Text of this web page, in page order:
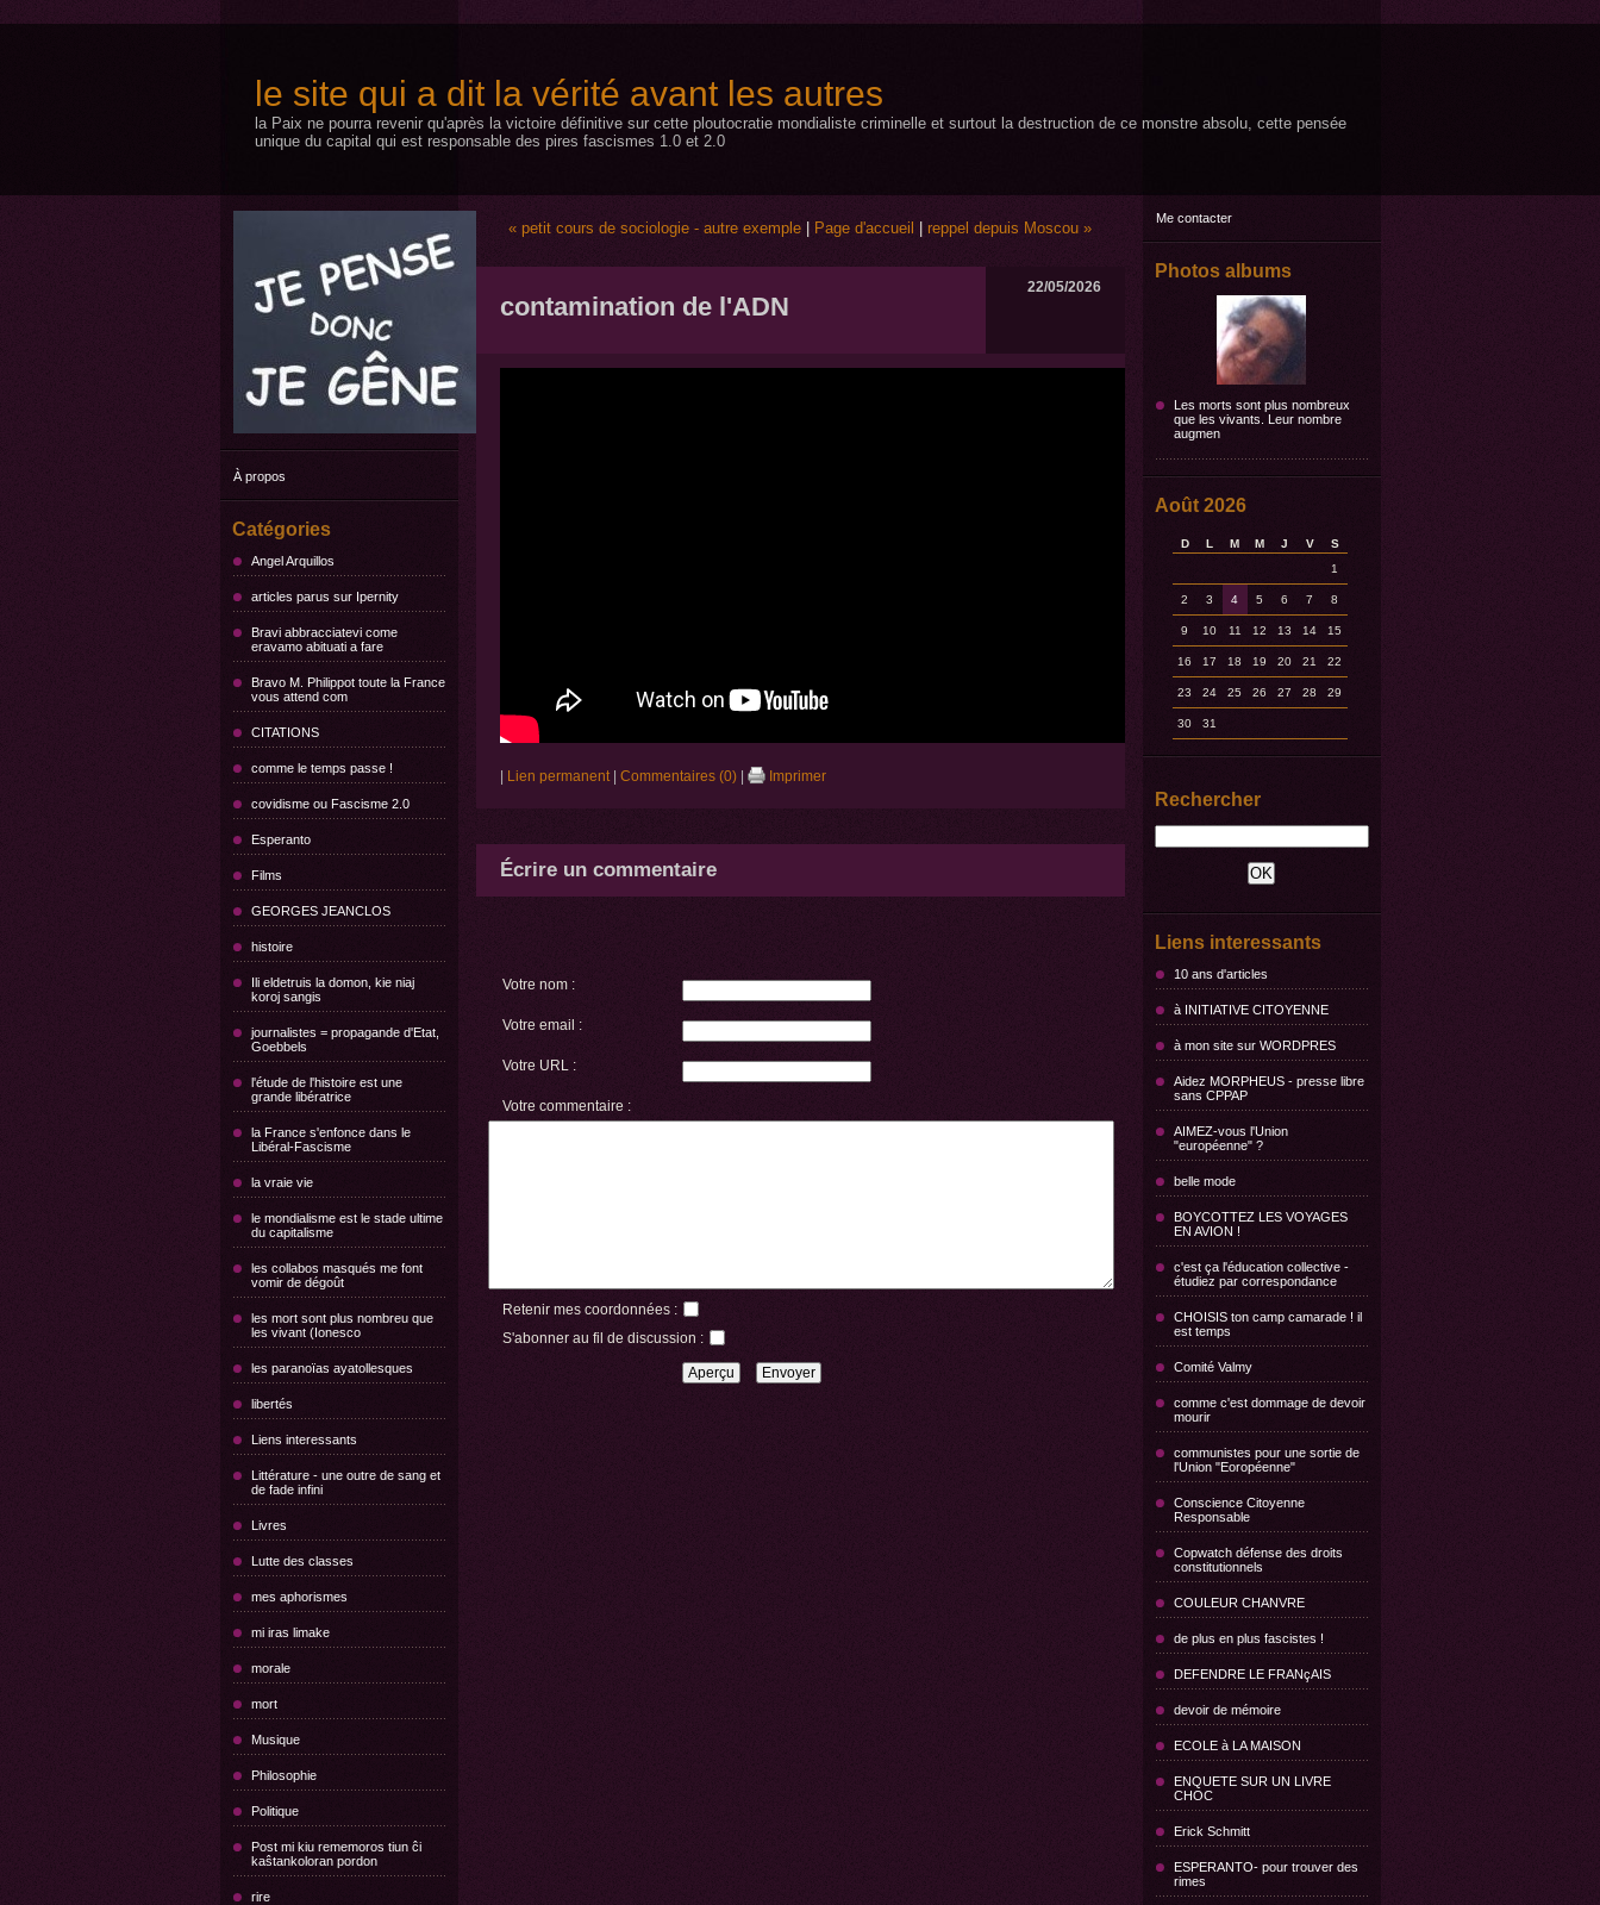
le site qui a dit la vérité avant les autres
la Paix ne pourra revenir qu'après la victoire définitive sur cette ploutocratie mondialiste criminelle et surtout la destruction de ce monstre absolu, cette pensée
unique du capital qui est responsable des pires fascismes 1.0 et 2.0
À propos
Catégories
Angel Arquillos
articles parus sur Ipernity
Bravi abbracciatevi come
eravamo abituati a fare
Bravo M. Philippot toute la France
vous attend com
CITATIONS
comme le temps passe !
covidisme ou Fascisme 2.0
Esperanto
Films
GEORGES JEANCLOS
histoire
Ili eldetruis la domon, kie niaj
koroj sangis
journalistes = propagande d'Etat,
Goebbels
l'étude de l'histoire est une
grande libératrice
la France s'enfonce dans le
Libéral-Fascisme
la vraie vie
le mondialisme est le stade ultime
du capitalisme
les collabos masqués me font
vomir de dégoût
les mort sont plus nombreu que
les vivant (Ionesco
les paranoïas ayatollesques
libertés
Liens interessants
Littérature - une outre de sang et
de fade infini
Livres
Lutte des classes
mes aphorismes
mi iras limake
morale
mort
Musique
Philosophie
Politique
Post mi kiu rememoros tiun ĉi
kaŝtankoloran pordon
rire
Me contacter
Photos albums
Les morts sont plus nombreux
que les vivants. Leur nombre
augmen
Août 2026
D L M M J V
S
1
2 3 4 5 6 7 8
9 10 11 12 13 14 15
16 17 18 19 20 21 22
23 24 25 26 27 28 29
30 31
Rechercher
Liens interessants
10 ans d'articles
à INITIATIVE CITOYENNE
à mon site sur WORDPRES
Aidez MORPHEUS - presse libre
sans CPPAP
AIMEZ-vous l'Union
"européenne" ?
belle mode
BOYCOTTEZ LES VOYAGES
EN AVION !
c'est ça l'éducation collective -
étudiez par correspondance
CHOISIS ton camp camarade ! il
est temps
Comité Valmy
comme c'est dommage de devoir
mourir
communistes pour une sortie de
l'Union "Eoropéenne"
Conscience Citoyenne
Responsable
Copwatch défense des droits
constitutionnels
COULEUR CHANVRE
de plus en plus fascistes !
DEFENDRE LE FRANçAIS
devoir de mémoire
ECOLE à LA MAISON
ENQUETE SUR UN LIVRE
CHOC
Erick Schmitt
ESPERANTO- pour trouver des
rimes
« petit cours de sociologie - autre exemple Page d'accueil reppel depuis Moscou »
22/05/2026
contamination de l'ADN
Lien permanent| Commentaires (0)| Imprimer
Écrire un commentaire
Votre nom :
Votre email :
Votre URL :
Votre commentaire :
Retenir mes coordonnées :
S'abonner au fil de discussion :